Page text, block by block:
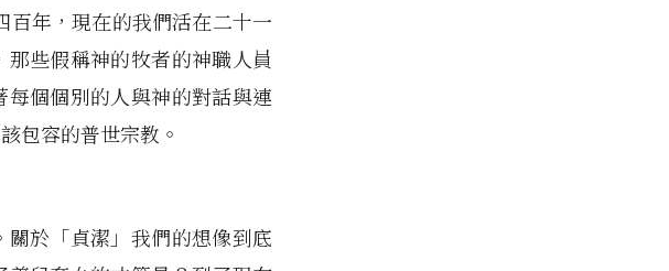
百年，現在的我們活在二十一
些假稱神的牧者的神職人員
個個別的人與神的對話與連
包容的普世宗教。
關於「貞潔」我們的想像到底